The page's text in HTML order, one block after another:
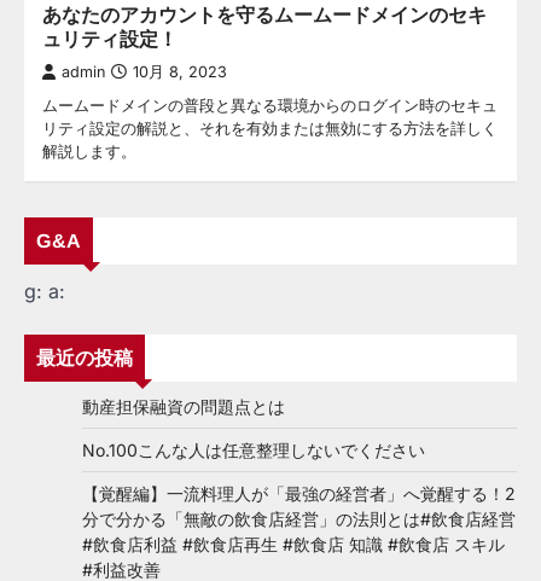
あなたのアカウントを守るムームードメインのセキ
ュリティ設定！
admin 10月 8, 2023
ムームードメインの普段と異なる環境からのログイン時のセキュ
リティ設定の解説と、それを有効または無効にする方法を詳しく
解説します。
G&A
g: a:
最近の投稿
動産担保融資の問題点とは
No.100こんな人は任意整理しないでください
【覚醒編】一流料理人が「最強の経営者」へ覚醒する！2
分で分かる「無敵の飲食店経営」の法則とは#飲食店経営
#飲食店利益 #飲食店再生 #飲食店 知識 #飲食店 スキル
#利益改善